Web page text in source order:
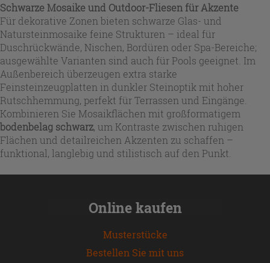
Schwarze Mosaike und Outdoor-Fliesen für Akzente
Für dekorative Zonen bieten schwarze Glas- und
Natursteinmosaike feine Strukturen – ideal für
Duschrückwände, Nischen, Bordüren oder Spa-Bereiche;
ausgewählte Varianten sind auch für Pools geeignet. Im
Außenbereich überzeugen extra starke
Feinsteinzeugplatten in dunkler Steinoptik mit hoher
Rutschhemmung, perfekt für Terrassen und Eingänge.
Kombinieren Sie Mosaikflächen mit großformatigem
bodenbelag schwarz, um Kontraste zwischen ruhigen
Flächen und detailreichen Akzenten zu schaffen –
funktional, langlebig und stilistisch auf den Punkt.
Online kaufen
Musterstücke
Bestellen Sie mit uns